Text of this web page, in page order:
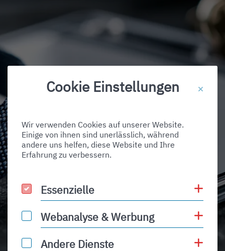
Business Club
Cookie Einstellungen
Wir verwenden Cookies auf unserer Website.
Einige von ihnen sind unerlässlich, während
andere uns helfen, diese Website und Ihre
Erfahrung zu verbessern.
Essenzielle
Essenzielle
Webanalyse & Werbung
Webanalyse & Werbung
Andere Dienste
Andere Dienste